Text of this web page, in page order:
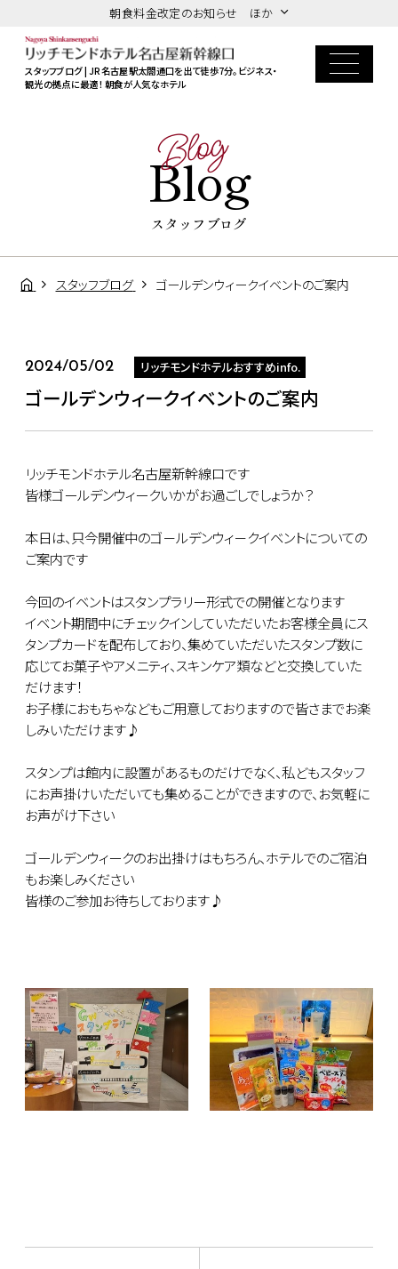
朝食料金改定のお知らせ ほか
スタッフブログ | JR名古屋駅太閤通口を出て徒歩7分。ビジネス・
観光の拠点に最適！ 朝食が人気なホテル
Blog
Blog
スタッフブログ
スタッフブログ ゴールデンウィークイベントのご案内
2024/05/02 リッチモンドホテルおすすめinfo.
ゴールデンウィークイベントのご案内
リッチモンドホテル名古屋新幹線口です
皆様ゴールデンウィークいかがお過ごしでしょうか？
本日は、只今開催中のゴ－ルデンウィ－クイベントについての
ご案内です
今回のイベントはスタンプラリー形式での開催となります
イベント期間中にチェックインしていただいたお客様全員にス
タンプカードを配布しており、集めていただいたスタンプ数に
応じてお菓子やアメニティ、スキンケア類などと交換していた
だけます！
お子様におもちゃなどもご用意しておりますので皆さまでお楽
しみいただけます♪
スタンプは館内に設置があるものだけでなく、私どもスタッフ
にお声掛けいただいても集めることができますので、お気軽に
お声がけ下さい
ゴールデンウィークのお出掛けはもちろん、ホテルでのご宿泊
もお楽しみください
皆様のご参加お待ちしております♪